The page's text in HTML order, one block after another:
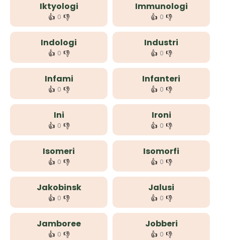
Iktyologi
👍 0 👎
Immunologi
👍 0 👎
Indologi
👍 0 👎
Industri
👍 0 👎
Infami
👍 0 👎
Infanteri
👍 0 👎
Ini
👍 0 👎
Ironi
👍 0 👎
Isomeri
👍 0 👎
Isomorfi
👍 0 👎
Jakobinsk
👍 0 👎
Jalusi
👍 0 👎
Jamboree
👍 0 👎
Jobberi
👍 0 👎